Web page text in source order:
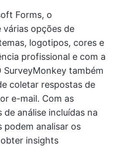
Forms, o
opções de
logotipos, cores e
profissional e com a
SurveyMonkey também
coletar respostas de
e-mail. Com as
análise incluídas na
podem analisar os
insights